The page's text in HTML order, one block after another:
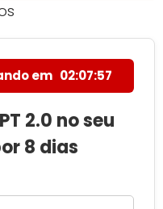
em 02:07:56
2.0 no seu
8 dias